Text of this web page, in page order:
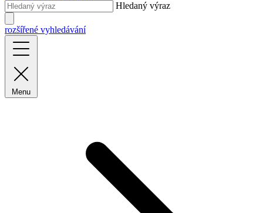
Hledaný výraz
rozšířené vyhledávání
Menu